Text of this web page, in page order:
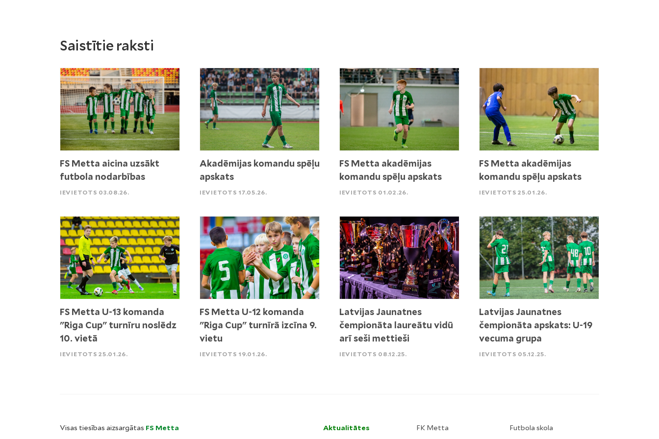
Saistītie raksti
FS Metta aicina uzsākt
futbola nodarbības
IEVIETOTS 03.08.26.
Akadēmijas komandu spēļu
apskats
IEVIETOTS 17.05.26.
FS Metta akadēmijas
komandu spēļu apskats
IEVIETOTS 01.02.26.
FS Metta akadēmijas
komandu spēļu apskats
IEVIETOTS 25.01.26.
FS Metta U-13 komanda
"Riga Cup" turnīru noslēdz
10. vietā
IEVIETOTS 25.01.26.
FS Metta U-12 komanda
"Riga Cup" turnīrā izcīna 9.
vietu
IEVIETOTS 19.01.26.
Latvijas Jaunatnes
čempionāta laureātu vidū
arī seši mettieši
IEVIETOTS 08.12.25.
Latvijas Jaunatnes
čempionāta apskats: U-19
vecuma grupa
IEVIETOTS 05.12.25.
Visas tiesības aizsargātas FS Metta
Aktualitātes FK Metta Futbola skola